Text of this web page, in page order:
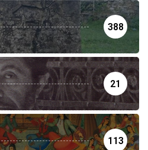
388
21
113